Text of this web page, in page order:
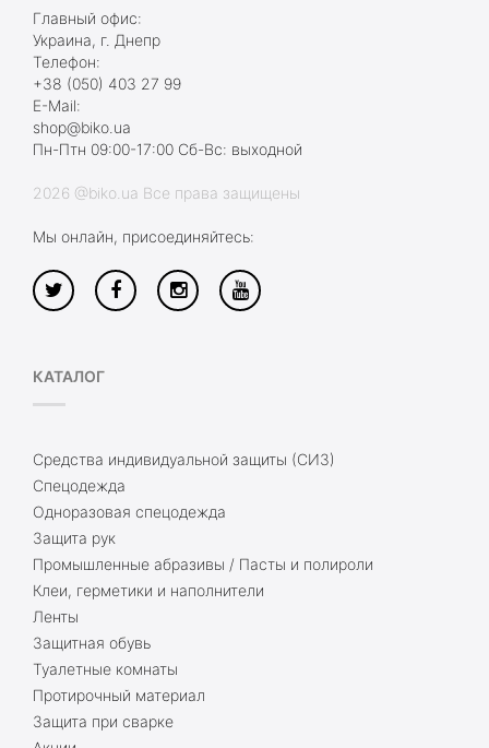
Главный офис:
Украина, г. Днепр
Телефон:
+38 (050) 403 27 99
E-Mail:
shop@biko.ua
Пн-Птн 09:00-17:00 Сб-Вс: выходной
2026 @biko.ua Все права защищены
Мы онлайн, присоединяйтесь:
КАТАЛОГ
Средства индивидуальной защиты (СИЗ)
Спецодежда
Одноразовая спецодежда
Защита рук
Промышленные абразивы / Пасты и полироли
Клеи, герметики и наполнители
Ленты
Защитная обувь
Туалетные комнаты
Протирочный материал
Защита при сварке